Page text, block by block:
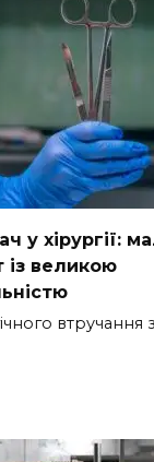
у хірургії:
із великою